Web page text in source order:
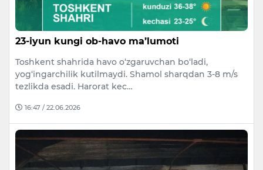
23-iyun kungi ob-havo ma’lumoti
Toshkent shahrida havo o‘zgaruvchan bo‘ladi,
yog‘ingarchilik kutilmaydi. Shamol sharqdan 3-8 m/s
tezlikda esadi. Harorat kec…
16:47 / 22.06.2026